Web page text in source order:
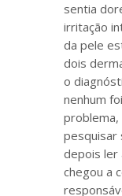
sentia
irritação
da pele
dois
o
nenhum
problema,
pesquisar
depois ler
chegou a